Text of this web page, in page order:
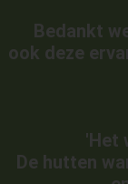
Bedankt
ook deze
'Het
De hutten